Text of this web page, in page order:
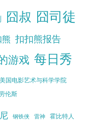
囧叔 囧司徒
扣扣熊报告
游戏 每日秀
美国电影艺术与科学学院
伦斯
钢铁侠 雷神 霍比特人